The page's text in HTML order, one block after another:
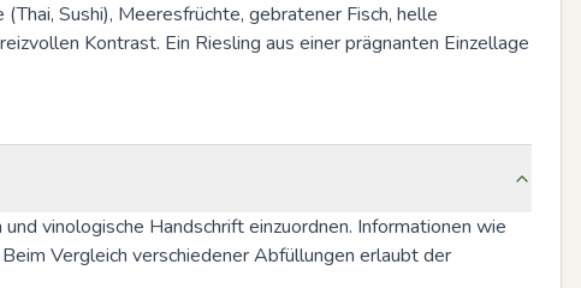
Sushi), Meeresfrüchte, gebratener Fisch, helle
Kontrast. Ein Riesling aus einer prägnanten Einzellage
vinologische Handschrift einzuordnen. Informationen wie
Vergleich verschiedener Abfüllungen erlaubt der